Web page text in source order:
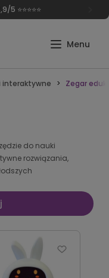
⭐⭐⭐⭐⭐
interaktywne Zegar
do nauki
rozwiązania,